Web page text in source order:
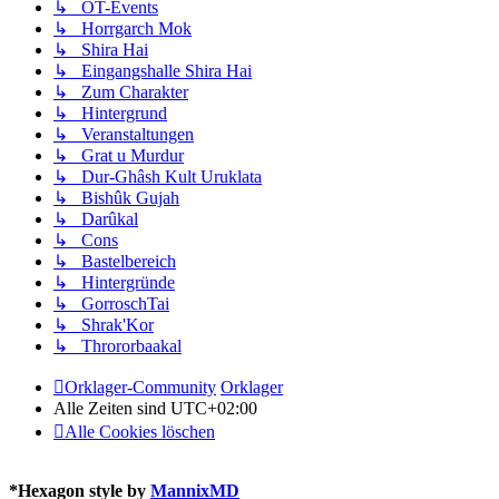
↳ OT-Events
↳ Horrgarch Mok
↳ Shira Hai
↳ Eingangshalle Shira Hai
↳ Zum Charakter
↳ Hintergrund
↳ Veranstaltungen
↳ Grat u Murdur
↳ Dur-Ghâsh Kult Uruklata
↳ Bishûk Gujah
↳ Darûkal
↳ Cons
↳ Bastelbereich
↳ Hintergründe
↳ GorroschTai
↳ Shrak'Kor
↳ Thrororbaakal
Orklager-Community Orklager
Alle Zeiten sind UTC+02:00
Alle Cookies löschen
*Hexagon style by MannixMD